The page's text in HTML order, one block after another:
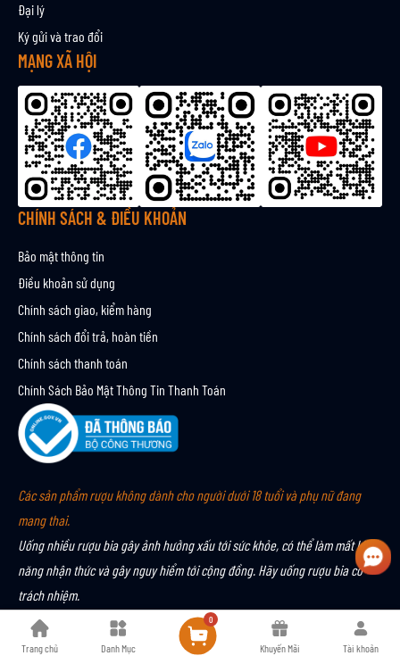
Trang chủ Danh Mục
0
Khuyến Mãi Tài khoản
n
h
ậ
Đại lý
Ký gửi và trao đổi
MẠNG XÃ HỘI
CHÍNH SÁCH & ĐIỀU KHOẢN
Bảo mật thông tin
Điều khoản sử dụng
Chính sách giao, kiểm hàng
Chính sách đổi trả, hoàn tiền
Chính sách thanh toán
Chính Sách Bảo Mật Thông Tin Thanh Toán
Các sản phẩm rượu không dành cho người dưới 18 tuổi và phụ nữ đang
mang thai.
Uống nhiều rượu bia gây ảnh hưởng xấu tới sức khỏe, có thể làm mất khả
năng nhận thức và gây nguy hiểm tới cộng đồng. Hãy uống rượu bia có
trách nhiệm.
Bản quyền © 2024 MALT & CO